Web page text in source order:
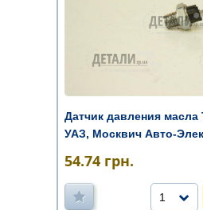
Датчик давления масла
УАЗ, Москвич Авто-
54.74 грн.
1